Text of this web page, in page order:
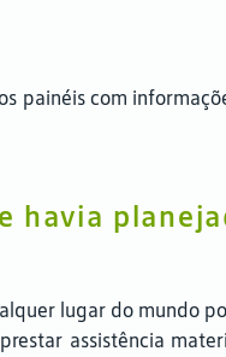
painéis com
havia
lugar do mundo
assistência